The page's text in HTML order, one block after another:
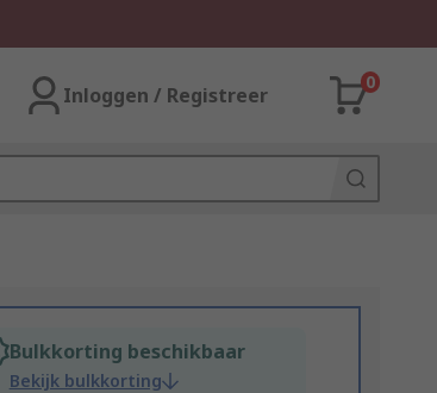
Inloggen / Registreer
0
Bulkkorting beschikbaar
Bekijk bulkkorting